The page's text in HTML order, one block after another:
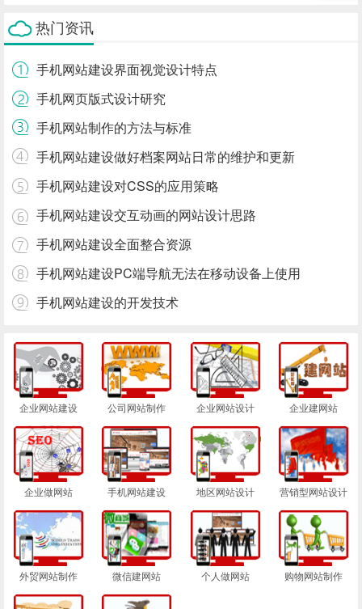
热门资讯
手机网站建设界面视觉设计特点
手机网页版式设计研究
手机网站制作的方法与标准
手机网站建设做好档案网站日常的维护和更新
手机网站建设对CSS的应用策略
手机网站建设交互动画的网站设计思路
手机网站建设全面整合资源
手机网站建设PC端导航无法在移动设备上使用
手机网站建设的开发技术
企业网站建设 公司网站制作 企业网站设计 企业建网站
企业做网站 手机网站建设 地区网站设计 营销型网站设计
外贸网站制作 微信建网站 个人做网站 购物网站制作